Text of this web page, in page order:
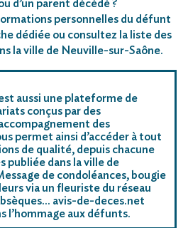
d’un parent décédé ?
personnelles du défunt
dédiée ou consultez la liste des
la ville de Neuville-sur-Saône.
aussi une plateforme de
conçus par des
des
permet ainsi d’accéder à tout
de qualité, depuis chacune
publiée dans la ville de
de condoléances, bougie
via un fleuriste du réseau
avis-de-deces.net
l’hommage aux défunts.